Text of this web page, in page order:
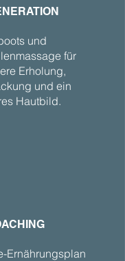
und
für
Erholung,
und ein
Hautbild.
Ernährungsplan